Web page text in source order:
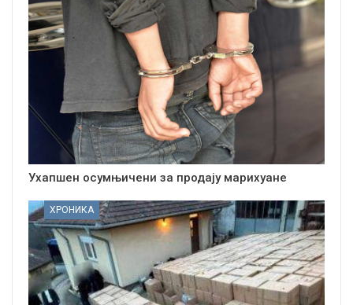
Ухапшен осумњичени за продају марихуане
ХРОНИКА